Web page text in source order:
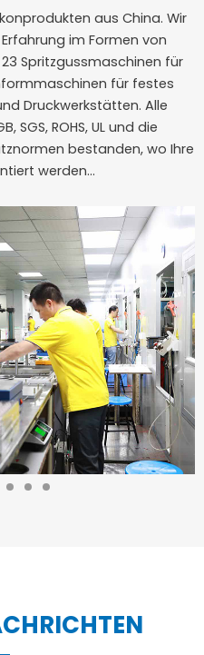
aus China. Wir
im Formen von
Spritzgussmaschinen für
für festes
Druckwerkstätten. Alle
SGS, ROHS, UL und die
bestanden, wo Ihre
werden...